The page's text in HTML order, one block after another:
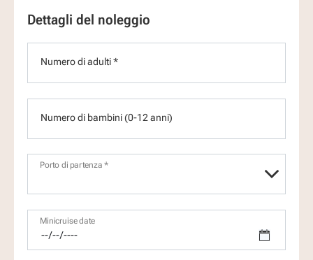
Dettagli del noleggio
Numero di adulti *
Numero di bambini (0-12 anni)
Porto di partenza *
Minicruise date